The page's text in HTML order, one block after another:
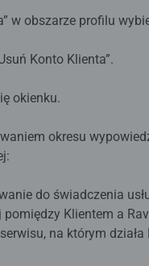
w obszarze profilu
Konto Klienta”.
okienku.
okresu
do świadczenia
Klientem a
na którym